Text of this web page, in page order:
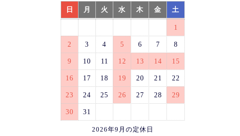
日 月 火 水 木 金 土
1
2 3 4 5 6 7 8
9 10 11 12 13 14 15
16 17 18 19 20 21 22
23 24 25 26 27 28 29
30 31
2026年9月の定休日